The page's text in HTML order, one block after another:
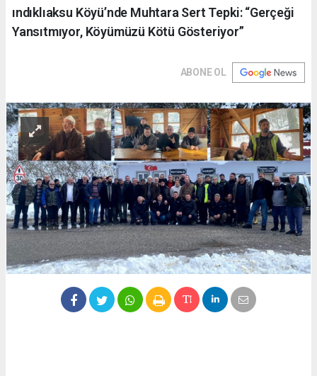
ındıklıaksu Köyü’nde Muhtara Sert Tepki: “Gerçeği
Yansıtmıyor, Köyümüzü Kötü Gösteriyor”
ABONE OL